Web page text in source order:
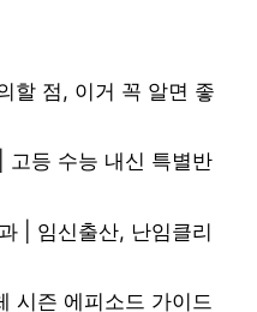
할 점, 이거 꼭 알면 좋
고등 수능 내신 특별반
| 임신출산, 난임클리
시즌 에피소드 가이드